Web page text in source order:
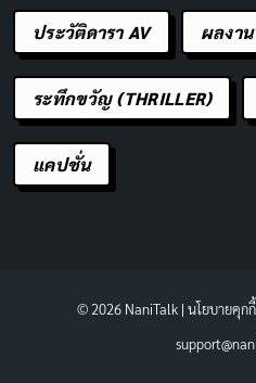
ประวัติดารา AV ผลงาน
ระทึกขวัญ (THRILLER)
แคปชั่น
© 2026 NaniTalk | นโยบายคุกกี้